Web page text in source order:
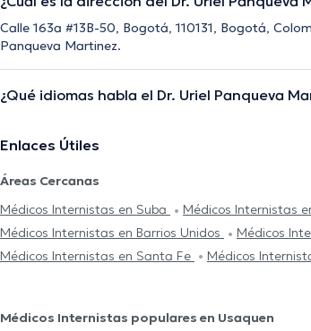
Calle 163a #13B-50, Bogotá, 110131, Bogotá,
Panqueva Martinez.
¿Qué idiomas habla el Dr. Uriel Panqueva
Enlaces Útiles
Áreas Cercanas
Médicos Internistas en Suba
Médicos Internistas
Médicos Internistas en Barrios Unidos
Médicos
Médicos Internistas en Santa Fe
Médicos
Médicos Internistas populares en Usaquen